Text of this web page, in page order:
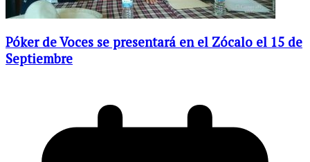
Póker de Voces se presentará en el Zócalo el 15 de
Septiembre